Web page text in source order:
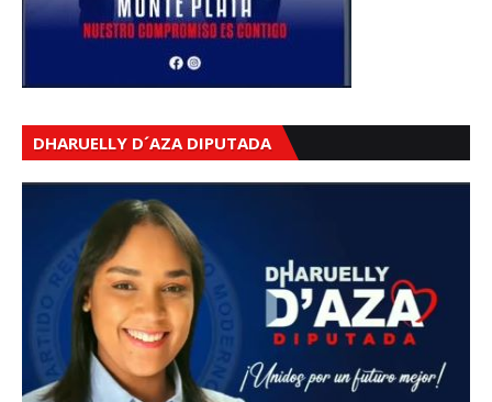
DHARUELLY D´AZA DIPUTADA